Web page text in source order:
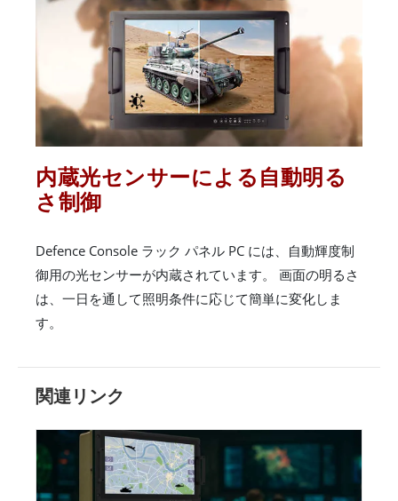
内蔵光センサーによる自動明る
さ制御
Defence Console ラック パネル PC には、自動輝度制
御用の光センサーが内蔵されています。 画面の明るさ
は、一日を通して照明条件に応じて簡単に変化しま
す。
関連リンク